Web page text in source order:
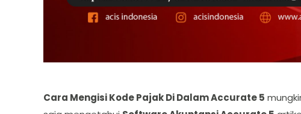
Cara Mengisi Kode Pajak Di Dalam Accurate 5